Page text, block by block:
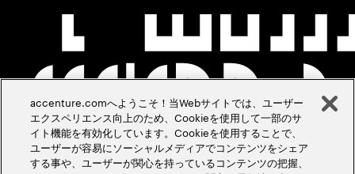
accenture.comへようこそ！当Webサイトでは、ユーザー
エクスペリエンス向上のため、Cookieを使用して一部のサ
イト機能を有効化しています。Cookieを使用することで、
ユーザーが容易にソーシャルメディアでコンテンツをシェア
する事や、ユーザーが関心を持っているコンテンツの把握、